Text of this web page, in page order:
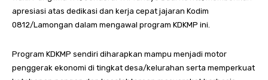
apresiasi atas dedikasi dan kerja cepat jajaran Kodim
0812/Lamongan dalam mengawal program KDKMP ini.
Program KDKMP sendiri diharapkan mampu menjadi motor
penggerak ekonomi di tingkat desa/kelurahan serta memperkuat